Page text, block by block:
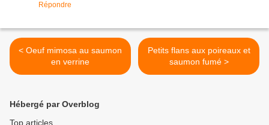
Répondre
< Oeuf mimosa au saumon
en verrine
Petits flans aux poireaux et
saumon fumé >
Hébergé par Overblog
Top articles